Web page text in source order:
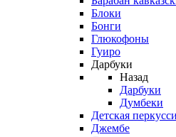
Блоки
Бонги
Глюкофоны
Гуиро
Дарбуки
Назад
Дарбуки
Думбеки
Детская
Джембе